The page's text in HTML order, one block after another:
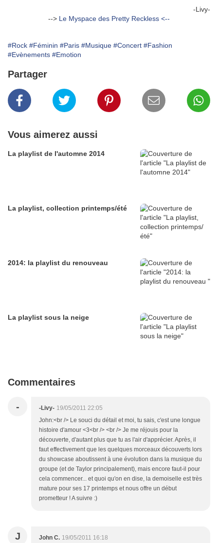
-Livy-
--> Le Myspace des Pretty Reckless <--
#Rock #Féminin #Paris #Musique #Concert #Fashion
#Evènements #Emotion
Partager
Vous aimerez aussi
La playlist de l'automne 2014
La playlist, collection printemps/été
2014: la playlist du renouveau
La playlist sous la neige
Commentaires
- -Livy- 19/05/2011 22:05
John:<br /> Le souci du détail et moi, tu sais, c'est une longue
histoire d'amour <3<br /> <br /> Je me réjouis pour la
découverte, d'autant plus que tu as l'air d'apprécier. Après, il
faut effectivement que les quelques morceaux découverts lors
du showcase aboutissent à une évolution dans la musique du
groupe (et de Taylor principalement), mais encore faut-il pour
cela commencer... et quoi qu'on en dise, la demoiselle est très
mature pour ses 17 printemps et nous offre un début
prometteur ! A suivre :)
J John C. 19/05/2011 16:18